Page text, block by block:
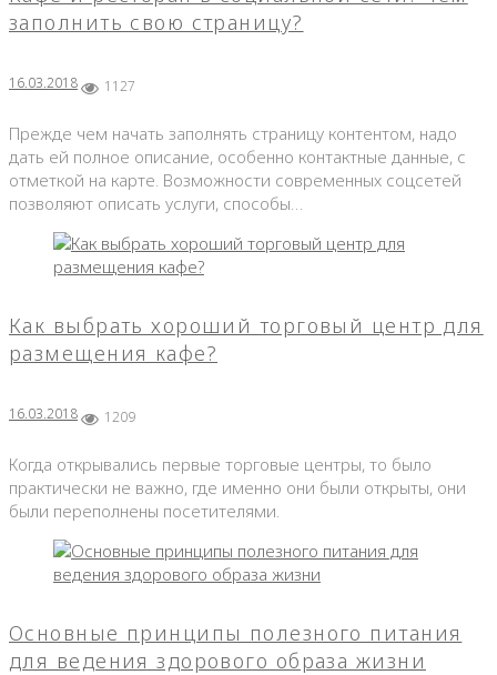
заполнить свою страницу?
16.03.2018 1127
Прежде чем начать заполнять страницу контентом, надо
дать ей полное описание, особенно контактные данные, с
отметкой на карте. Возможности современных соцсетей
позволяют описать услуги, способы…
Как выбрать хороший торговый центр для
размещения кафе?
16.03.2018 1209
Когда открывались первые торговые центры, то было
практически не важно, где именно они были открыты, они
были переполнены посетителями.
Основные принципы полезного питания
для ведения здорового образа жизни